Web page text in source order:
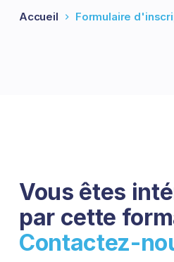
Accueil Formulaire
Vous êtes
par cette
Contactez-